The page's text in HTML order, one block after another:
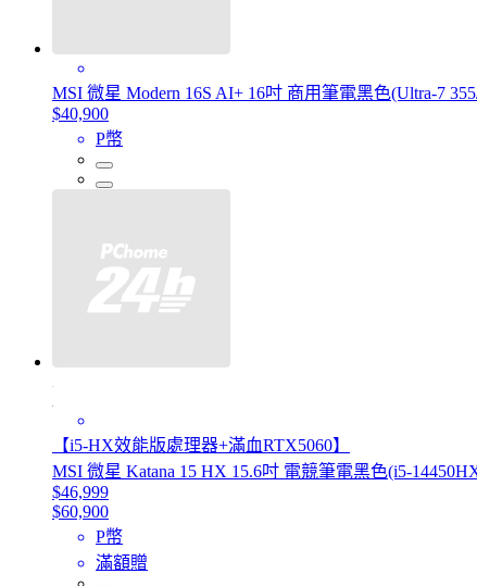
MSI 微星 Modern 16S AI+ 16吋 商用筆電黑色(Ultra-7
$40,900
P幣
【i5-HX效能版處理器+滿血RTX5060】
MSI 微星 Katana 15 HX 15.6吋 電競筆電黑色(i5-
$46,999
$60,900
P幣
滿額贈